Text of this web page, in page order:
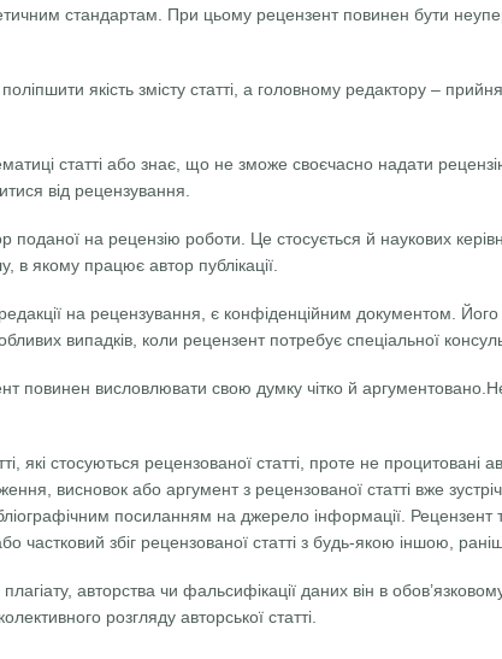
етичним стандартам. При цьому рецензент повинен бути
якість змісту статті, а головному редактору –
статті або знає, що не зможе своєчасно надати
від рецензування.
на рецензію роботи. Це стосується й наукових
в якому працює автор публікації.
на рецензування, є конфіденційним документом.
випадків, коли рецензент потребує спеціальної
повинен висловлювати свою думку чітко й
які стосуються рецензованої статті, проте не процитовані
висновок або аргумент з рецензованої статті вже
посиланням на джерело інформації. Рецензент
частковий збіг рецензованої статті з будь-якою іншою,
авторства чи фальсифікації даних він в
розгляду авторської статті.